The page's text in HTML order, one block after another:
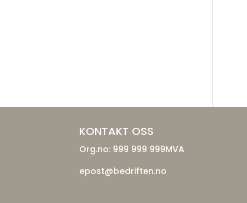
KONTAKT OSS
Org.no: 999 999 999MVA
epost@bedriften.no